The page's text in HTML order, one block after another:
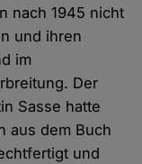
nach 1945 nicht
und ihren
im
Der
Sasse hatte
aus dem Buch
und